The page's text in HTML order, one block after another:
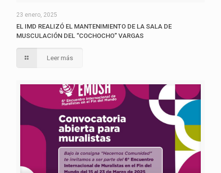
23 enero, 2025
EL IMD REALIZÓ EL MANTENIMIENTO DE LA SALA DE
MUSCULACIÓN DEL “COCHOCHO” VARGAS
Leer más